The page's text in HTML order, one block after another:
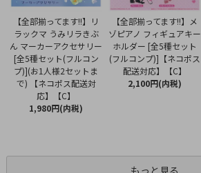
【全部揃ってます!!】リ
ラックマ うみリラきぶ
ん マーカーアクセサリー
[全5種セット(フルコン
プ)](お1人様2セットま
で) 【ネコポス配送対
応】【C】
1,980円(内税)
【全部揃ってます!!】メ
ゾピアノ フィギュアキー
ホルダー [全5種セット
(フルコンプ)]【ネコポス
配送対応】【C】
2,100円(内税)